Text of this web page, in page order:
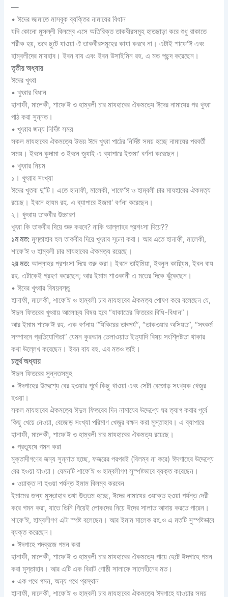
—
• ঈদের জামাতে মাসবূক ব্যক্তির নামাযের বিধান
যদি কোনো মুসল্লী বিলম্বে এসে অতিরিক্ত তাকবীরসমূহ হাতছাড়া করে শুধু রাকাতে
শরীক হয়, তবে ছুটে যাওয়া ঐ তাকবীরসমূহের কাযা করবে না। এটাই শাফে‘ঈ এবং
হাম্বলীদের মাযহাব। ইবন বায এবং ইবন উসাইমিন রহ. এ মত পছন্দ করেছেন।
তৃতীয় অধ্যায়
ঈদের খুৎবা
• খুৎবার বিধান
হানাফী, মালেকী, শাফে‘ঈ ও হাম্বলী চার মাযহাবের ঐকমত্যে ঈদের নামাযের পর খুৎবা
পাঠ করা সুন্নত।
• খুৎবার জন্য নির্দিষ্ট সময়
সকল মাযহাবের ঐকমত্যে উভয় ঈদে খুৎবা পাঠের নির্দিষ্ট সময় হচ্ছে নামাযের পরবর্তী
সময়। ইবনে কুদামা ও ইবনে জুযাই এ ব্যাপারে ইজমা‘ বর্ণনা করেছেন।
• খুৎবার নিয়ম
১। খুৎবার সংখ্যা
ঈদের খুতবা দু’টি। এতে হানাফী, মালেকী, শাফে‘ঈ ও হাম্বলী চার মাযহাবের ঐকমত্য
রয়েছ। ইবনে হাযম রহ. এ ব্যাপারে ইজমা‘ বর্ণনা করেছেন।
২। খুৎবায় তাকবীর উচ্চারণ
খুৎবা কি তাকবীর দিয়ে শুরু করবে? নাকি আল্লাহর প্রশংসা দিয়ে??
১ম মত: মুস্তাহাব হল তাকবীর দিয়ে খুৎবার সূচনা করা। আর এতে হানাফী, মালেকী,
শাফে‘ঈ ও হাম্বলী চার মাযহাবের ঐকমত্য রয়েছে।
২য় মত: আল্লাহর প্রশংসা দিয়ে শুরু করা। ইবনে তাইমিয়া, ইবনুল কায়্যিম, ইবন বায
রহ. এটাকেই গ্রহণ করেছেন; আর ইমাম শাওকানী এ মতের দিকে ঝুঁকেছেন।
• ঈদের খুৎবার বিষয়বস্তু
হানাফী, মালেকী, শাফে‘ঈ ও হাম্বলী চার মাযহাবের ঐকমত্য পোষণ করে বলেছেন যে,
ঈদুল ফিতরের খুৎবায় আলোচ্য বিষয় হবে “যাকাতের ফিতরের বিধি-বিধান”।
আর ইমাম শাফে‘ঈ রহ. এক বর্ণনায় “যিকিরের তাৎপর্য”, “তাকওয়ার অসিয়ত”, “সৎকর্ম
সম্পাদনে প্রতিযোগিতা” যেমন কুরআন তেলাওয়াত ইত্যাদি বিষয় সংশ্লিষ্টতা থাকার
কথা উল্লেখ করেছেন। ইবন বায রহ. এর মতও তাই।
চতুর্থ অধ্যায়
ঈদুল ফিতরের সুন্নতসমুহ
• ঈদগাহের উদ্দেশ্যে বের হওয়ার পূর্বে কিছু খাওয়া এবং সেটা বেজোড় সংখ্যক খেজুর
হওয়া।
সকল মাযহাবের ঐকমত্যে ঈদুল ফিতরের দিন নামাযের উদ্দেশ্যে ঘর ত্যাগ করার পূর্বে
কিছু খেয়ে নেওয়া, বেজোড় সংখ্যা পরিমাণ খেজুর বক্ষন করা মুস্তাহাব। এ ব্যাপারে
হানাফী, মালেকী, শাফে‘ঈ ও হাম্বলী চার মাযহাবের ঐকমত্য রয়েছে।
• প্রত্যুষে গমন করা
মুক্তাদীগণের জন্য সুন্নাত হচ্ছে, ফজরের পরপরই (বিলম্ব না করে) ঈদগাহের উদ্দেশ্যে
বের হওয়া যাওয়া। যেমনটি শাফে‘ঈ ও হাম্বলীগণ সুস্পষ্টভাবে ব্যক্ত করেছেন।
• ওয়াক্ত না হওয়া পর্যন্ত ইমাম বিলম্ব করবেন
ইমামের জন্য মুস্তাহাব তথা উত্তম হচ্ছে, ঈদের নামাযের ওয়াক্ত হওয়া পর্যন্ত দেরী
করে গমন করা, যাতে তিনি গিয়েই লোকদের নিয়ে ঈদের সালাত আদায় করতে পারেন।
শাফে‘ঈ, হাম্বলীগণ এটা স্পষ্ট বলেছেন। আর ইমাম মালেক রহ.ও এ মতটি সুস্পষ্টভাবে
ব্যক্ত করেছেন।
• ঈদগাহে পদব্রজে গমন করা
হানাফী, মালেকী, শাফে‘ঈ ও হাম্বলী চার মাযহাবের ঐকমত্যে পায়ে হেটে ঈদগাহে গমন
করা মুস্তাহাব। আর এটি এক বিরাট গোষ্ঠী সালাফে সালেহীনের মত।
• এক পথে গমন, অন্য পথে প্রস্থান
হানাফী, মালেকী, শাফে‘ঈ ও হাম্বলী চার মাযহাবের ঐকমত্যে ঈদগাহে যাওয়ার সময়